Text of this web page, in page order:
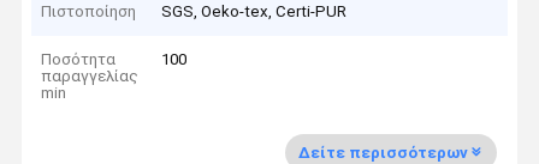
Πιστοποίηση SGS, Oeko-tex, Certi-PUR
Ποσότητα
παραγγελίας
min
100
Δείτε περισσότερων